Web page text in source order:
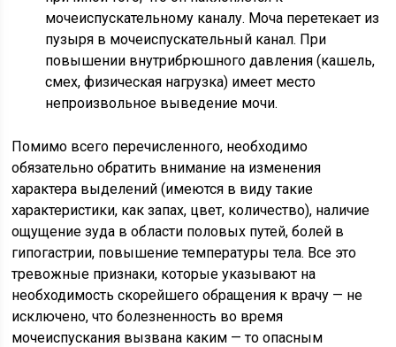
мочеиспускательному каналу. Моча перетекает из
пузыря в мочеиспускательный канал. При
повышении внутрибрюшного давления (кашель,
смех, физическая нагрузка) имеет место
непроизвольное выведение мочи.
Помимо всего перечисленного, необходимо
обязательно обратить внимание на изменения
характера выделений (имеются в виду такие
характеристики, как запах, цвет, количество), наличие
ощущение зуда в области половых путей, болей в
гипогастрии, повышение температуры тела. Все это
тревожные признаки, которые указывают на
необходимость скорейшего обращения к врачу — не
исключено, что болезненность во время
мочеиспускания вызвана каким — то опасным